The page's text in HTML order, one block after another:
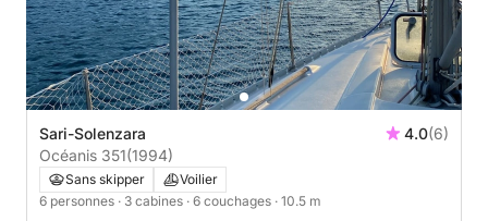
Sari-Solenzara 4.0(6)
Océanis 351(1994)
Sans skipper
Voilier
6 personnes · 3 cabines · 6 couchages · 10.5 m